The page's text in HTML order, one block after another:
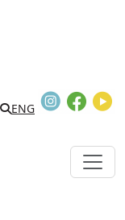
Search
ENG
Instagram